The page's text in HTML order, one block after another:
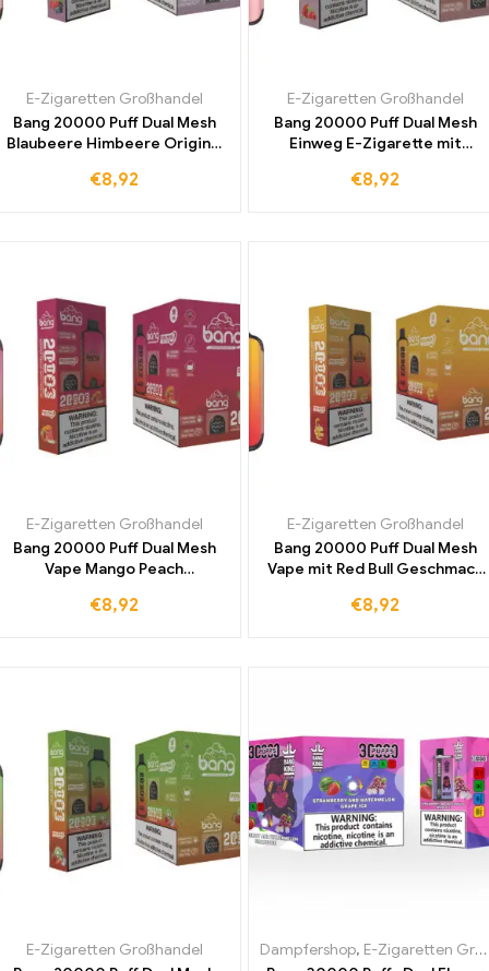
E-Zigaretten Großhandel
Bang 20000 Puff Dual Mesh
Blaubeere Himbeere Original
20000 Zügen für
€8,92
E-Zigaretten Großhandel
Bang 20000 Puff Dual Mesh
Einweg E-Zigarette mit
beliebteste Aroma weltweit
€8,92
E-Zigaretten Großhandel
Bang 20000 Puff Dual Mesh
Vape Mango Peach
Zollfrei für Einzigartiges
€8,92
E-Zigaretten Großhandel
Bang 20000 Puff Dual Mesh
Vape mit Red Bull Geschmack
Batterie jetzt zu
€8,92
E-Zigaretten Großhandel
Dampfershop, E-Zigaretten Großhandel